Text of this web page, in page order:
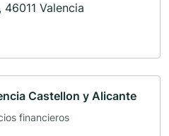
Valencia
Castellon y Alicante
financieros